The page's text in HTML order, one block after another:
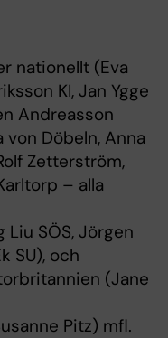
nationellt (Eva
KI, Jan Ygge
Andreasson
von Döbeln, Anna
Zetterström,
– alla
SÖS, Jörgen
SU), och
(Jane
Pitz) mfl.